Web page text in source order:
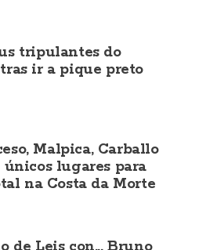
tripulantes do
ir a pique preto
Malpica, Carballo
únicos lugares para
na Costa da Morte